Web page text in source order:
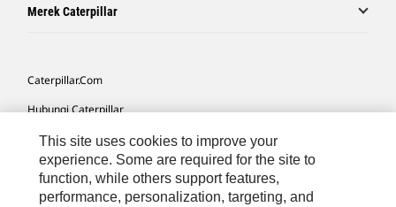
Merek Caterpillar
Caterpillar.com
Hubungi Caterpillar
Preferensi Pemasaran Saya
Peta Situs
Cookie Settings
This site uses cookies to improve your
experience. Some are required for the site to
function, while others support features,
performance, personalization, targeting, and